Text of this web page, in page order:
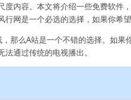
度内容。本文将介绍一些免费软件
网是一个必选的选择，如果你希
那么A站是一个不错的选择。如
通过传统的电视播出。